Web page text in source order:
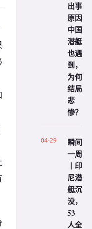
出事
原因
中国
潜艇
也遇
到，
为何
结局
悲
惨？
04-29
瞬间
一周
丨印
尼潜
艇沉
没，
53
人全